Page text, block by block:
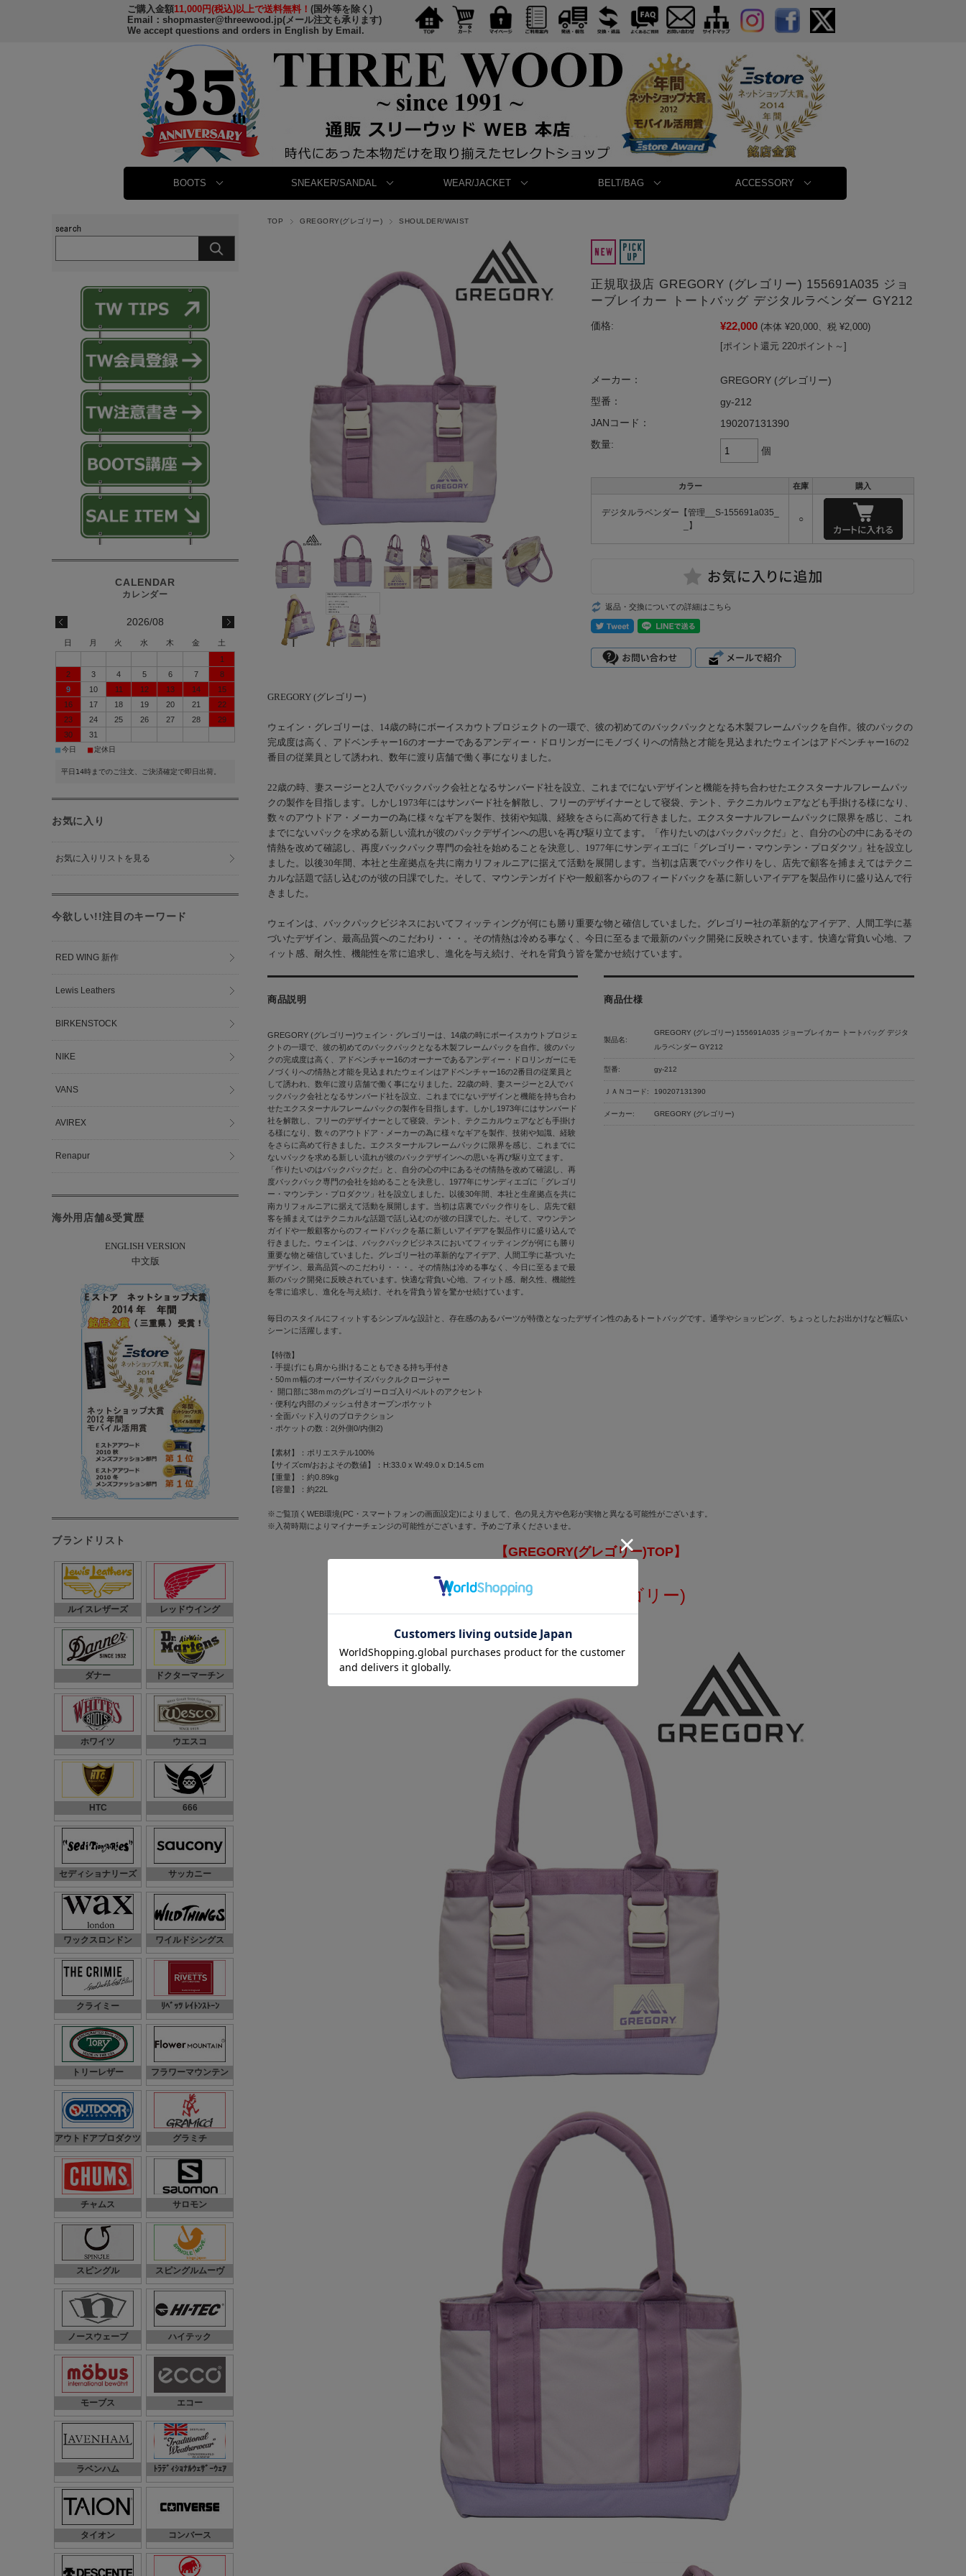
ご購入金額11,000円(税込)以上で送料無料！ (国外等を除く)
Email： shopmaster@threewood.jp(メール注文も承ります)
We accept questions and orders in English by Email.
BOOTS SNEAKER/SANDAL WEAR/JACKET BELT/BAG ACCESSORY
TOP GREGORY(グレゴリー) SHOULDER/WAIST
正規取扱店 GREGORY (グレゴリー) 155691A035 ジョ
ーブレイカー トートバッグ デジタルラベンダー GY212
価格: ¥22,000 (本体 ¥20,000、税 ¥2,000)
[ポイント還元 220ポイント～]
メーカー：
GREGORY (グレゴリー)
型番：
gy-212
JANコード：
190207131390
数量:
個
カラー 在庫 購入
デジタルラベンダー【管理__S-155691a035_
_】
○
返品・交換についての詳細はこちら
GREGORY (グレゴリー)
ウェイン・グレゴリーは、14歳の時にボーイスカウトプロジェクトの一環で、彼の初めてのバックパックとなる木製フレームパックを自作。彼のパックの
完成度は高く、アドベンチャー16のオーナーであるアンディー・ドロリンガーにモノづくりへの情熱と才能を見込まれたウェインはアドベンチャー16の2
番目の従業員として誘われ、数年に渡り店舗で働く事になりました。
22歳の時、妻スージーと2人でバックパック会社となるサンバード社を設立、これまでにないデザインと機能を持ち合わせたエクスターナルフレームパッ
クの製作を目指します。しかし1973年にはサンバード社を解散し、フリーのデザイナーとして寝袋、テント、テクニカルウェアなども手掛ける様になり、
数々のアウトドア・メーカーの為に様々なギアを製作、技術や知識、経験をさらに高めて行きました。エクスターナルフレームパックに限界を感じ、これ
までにないパックを求める新しい流れが彼のパックデザインへの思いを再び駆り立てます。「作りたいのはバックパックだ」と、自分の心の中にあるその
情熱を改めて確認し、再度バックパック専門の会社を始めることを決意し、1977年にサンディエゴに「グレゴリー・マウンテン・プロダクツ」社を設立し
ました。以後30年間、本社と生産拠点を共に南カリフォルニアに据えて活動を展開します。当初は店裏でパック作りをし、店先で顧客を捕まえてはテクニ
カルな話題で話し込むのが彼の日課でした。そして、マウンテンガイドや一般顧客からのフィードバックを基に新しいアイデアを製品作りに盛り込んで行
きました。
ウェインは、バックパックビジネスにおいてフィッティングが何にも勝り重要な物と確信していました。グレゴリー社の革新的なアイデア、人間工学に基
づいたデザイン、最高品質へのこだわり・・・。その情熱は冷める事なく、今日に至るまで最新のパック開発に反映されています。快適な背負い心地、フ
ィット感、耐久性、機能性を常に追求し、進化を与え続け、それを背負う皆を驚かせ続けています。
商品説明
GREGORY (グレゴリー)ウェイン・グレゴリーは、14歳の時にボーイスカウトプロジェ
クトの一環で、彼の初めてのバックパックとなる木製フレームパックを自作。彼のパッ
クの完成度は高く、アドベンチャー16のオーナーであるアンディー・ドロリンガーにモ
ノづくりへの情熱と才能を見込まれたウェインはアドベンチャー16の2番目の従業員と
して誘われ、数年に渡り店舗で働く事になりました。22歳の時、妻スージーと2人でバ
ックパック会社となるサンバード社を設立、これまでにないデザインと機能を持ち合わ
せたエクスターナルフレームパックの製作を目指します。しかし1973年にはサンバード
社を解散し、フリーのデザイナーとして寝袋、テント、テクニカルウェアなども手掛け
る様になり、数々のアウトドア・メーカーの為に様々なギアを製作、技術や知識、経験
をさらに高めて行きました。エクスターナルフレームパックに限界を感じ、これまでに
ないパックを求める新しい流れが彼のパックデザインへの思いを再び駆り立てます。
「作りたいのはバックパックだ」と、自分の心の中にあるその情熱を改めて確認し、再
度バックパック専門の会社を始めることを決意し、1977年にサンディエゴに「グレゴリ
ー・マウンテン・プロダクツ」社を設立しました。以後30年間、本社と生産拠点を共に
南カリフォルニアに据えて活動を展開します。当初は店裏でパック作りをし、店先で顧
客を捕まえてはテクニカルな話題で話し込むのが彼の日課でした。そして、マウンテン
ガイドや一般顧客からのフィードバックを基に新しいアイデアを製品作りに盛り込んで
行きました。ウェインは、バックパックビジネスにおいてフィッティングが何にも勝り
重要な物と確信していました。グレゴリー社の革新的なアイデア、人間工学に基づいた
デザイン、最高品質へのこだわり・・・。その情熱は冷める事なく、今日に至るまで最
新のパック開発に反映されています。快適な背負い心地、フィット感、耐久性、機能性
を常に追求し、進化を与え続け、それを背負う皆を驚かせ続けています。
商品仕様
製品名:
GREGORY (グレゴリー) 155691A035 ジョーブレイカー トートバッグ デジタ
ルラベンダー GY212
型番: gy-212
ＪＡＮコード: 190207131390
メーカー: GREGORY (グレゴリー)
毎日のスタイルにフィットするシンプルな設計と、存在感のあるパーツが特徴となったデザイン性のあるトートバッグです。通学やショッピング、ちょっとしたお出かけなど幅広い
シーンに活躍します。
【特徴】
・手提げにも肩から掛けることもできる持ち手付き
・50ｍｍ幅のオーバーサイズバックルクロージャー
・ 開口部に38ｍｍのグレゴリーロゴ入りベルトのアクセント
・便利な内部のメッシュ付きオープンポケット
・全面パッド入りのプロテクション
・ポケットの数：2(外側0/内側2)
【素材】：ポリエステル100%
【サイズcm/おおよその数値】：H:33.0 x W:49.0 x D:14.5 cm
【重量】：約0.89kg
【容量】：約22L
※ご覧頂くWEB環境(PC・スマートフォンの画面設定)によりまして、色の見え方や色彩が実物と異なる可能性がございます。
※入荷時期によりマイナーチェンジの可能性がございます。予めご了承くださいませ。
【GREGORY(グレゴリー)TOP】
GREGORY(グレゴリー)
正規取扱店
2026/08
日 月 火 水 木 金
土
1
2
3 4 5 6 7
8
9
10 11 12 13 14
15
16
17 18 19 20 21
22
23
24 25 26 27 28
29
30
31
■今日 ■ 定休日
平日14時までのご注文、ご決済確定で即日出荷。
お気に入り
お気に入りリストを見る
今欲しい!!注目のキーワード
RED WING 新作
Lewis Leathers
BIRKENSTOCK
NIKE
VANS
AVIREX
Renapur
海外用店舗&受賞歴
ENGLISH VERSION
中文版
ブランドリスト
ルイスレザーズ レッドウイング
ダナー ドクターマーチン
ホワイツ ウエスコ
HTC 666
セディショナリーズ サッカニー
ワックスロンドン ワイルドシングス
クライミー ﾘﾍﾞｯﾂ ﾚｲﾄﾝｽﾄｰﾝ
トリーレザー フラワーマウンテン
アウトドアプロダクツ グラミチ
チャムス サロモン
スピングル スピングルムーヴ
ノースウェーブ ハイテック
モーブス エコー
ラベンハム ﾄﾗﾃﾞｨｼｮﾅﾙｳｪｻﾞｰｳｪｱ
タイオン コンバース